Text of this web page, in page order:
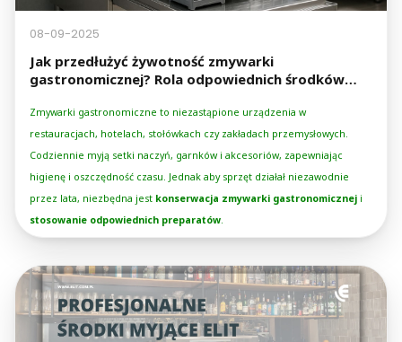
08-09-2025
Jak przedłużyć żywotność zmywarki
gastronomicznej? Rola odpowiednich środków
Zmywarki gastronomiczne to niezastąpione urządzenia w
restauracjach, hotelach, stołówkach czy zakładach przemysłowych.
Codziennie myją setki naczyń, garnków i akcesoriów, zapewniając
higienę i oszczędność czasu. Jednak aby sprzęt działał niezawodnie
przez lata, niezbędna jest konserwacja zmywarki gastronomicznej i
stosowanie odpowiednich preparatów.